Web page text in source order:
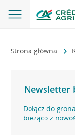
Strona główna
Newsletter
Dołącz do
bieżąco z